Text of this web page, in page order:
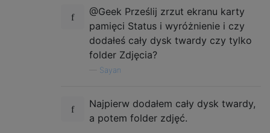
@Geek Prześlij zrzut ekranu karty
pamięci Status i wyróżnienie i czy
dodałeś cały dysk twardy czy tylko
folder Zdjęcia?
Sayan
Najpierw dodałem cały dysk twardy,
a potem folder zdjęć.